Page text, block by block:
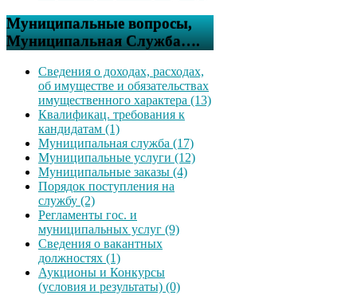
Муниципальные вопросы,
Муниципальная Служба….
Сведения о доходах, расходах,
об имуществе и обязательствах
имущественного характера (13)
Квалификац. требования к
кандидатам (1)
Муниципальная служба (17)
Муниципальные услуги (12)
Муниципальные заказы (4)
Порядок поступления на
службу (2)
Регламенты гос. и
муниципальных услуг (9)
Сведения о вакантных
должностях (1)
Аукционы и Конкурсы
(условия и результаты) (0)